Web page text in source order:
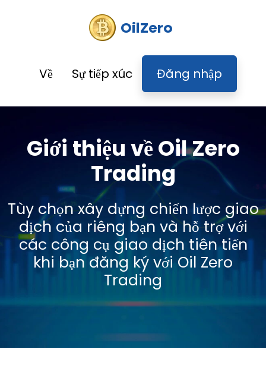
OilZero
Về Sự tiếp xúc Đăng nhập
Giới thiệu về Oil Zero
Trading
Tùy chọn xây dựng chiến lược giao
dịch của riêng bạn và hỗ trợ với
các công cụ giao dịch tiên tiến
khi bạn đăng ký với Oil Zero
Trading